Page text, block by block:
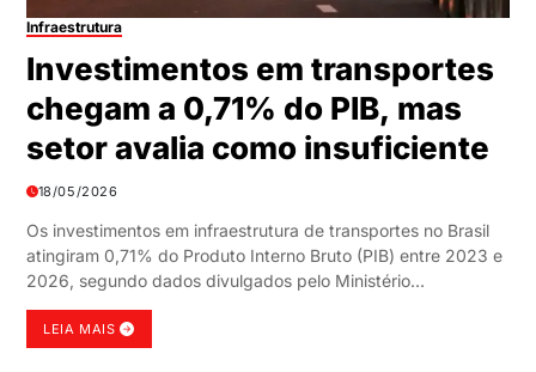
Infraestrutura
Investimentos em transportes
chegam a 0,71% do PIB, mas
setor avalia como insuficiente
18/05/2026
Os investimentos em infraestrutura de transportes no Brasil
atingiram 0,71% do Produto Interno Bruto (PIB) entre 2023 e
2026, segundo dados divulgados pelo Ministério…
LEIA MAIS